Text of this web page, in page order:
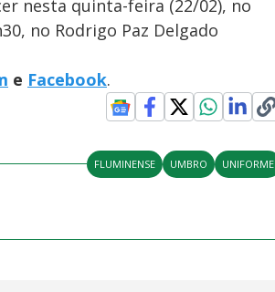
nesta quinta-feira (22/02), no
no Rodrigo Paz Delgado
e Facebook.
FLUMINENSE UMBRO UNIFORME